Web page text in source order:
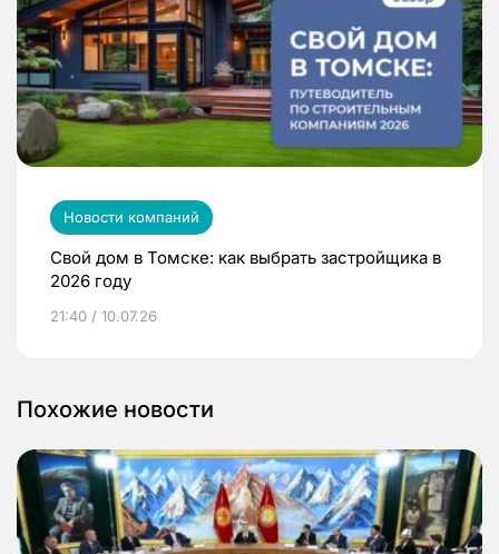
Новости компаний
Свой дом в Томске: как выбрать застройщика в
2026 году
21:40 / 10.07.26
Похожие новости